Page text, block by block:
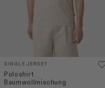
SINGLE JERSEY
Poloshirt
Baumwollmischung